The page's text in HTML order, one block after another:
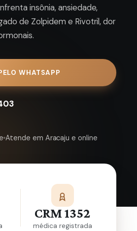
insônia, ansiedade,
de Zolpidem e Rivotril, dor
WHATSAPP
Atende em Aracaju e online
CRM 1352
médica registrada